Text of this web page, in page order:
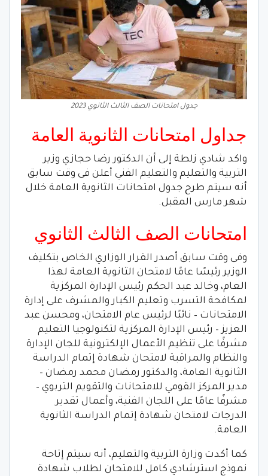
جدول امتحانات الصف الثالث الثانوي 2023
جداول امتحانات الثانوية العامة
واكد شادي زلطة إلى أن الدكتور رضا حجازي وزير
التربية والتعليم والتعليم الفني أعلن فى وقت سابق
أنه سيتم طرح جدول امتحانات الثانوية العامة خلال
شهر مارس المقبل.
امتحانات الصف الثالث الثانوي
وفى وقت سابق أصدر القرار الوزاري الخاص بتكليف
الوزير رئيسًا عامًا لامتحان الثانوية العامة لهذا
العام، وخالد عبد الحكم رئيس الإدارة المركزية
لمكافحة التسرب وتعليم الكبار والمشرف على إدارة
الامتحانات – نائبًا لرئيس عام الامتحان، ومحسن عبد
العزيز – رئيس الإدارة المركزية لتكنولوجيا التعليم
مشرفًا على تنظيم الأعمال الإلكترونية للجان الإدارة
والنظام والمراقبة لامتحان شهادة إتمام الدراسة
الثانوية العامة، والدكتور رمضان محمد رمضان –
مدير المركز القومي للامتحانات والتقويم التربوي –
مشرفًا عامًا على اللجان الفنية، وأعمال تقدير
الدرجات لامتحان شهادة إتمام الدراسة الثانوية
العامة.
كما أكدت وزارة التربية والتعليم، أنه سيتم إتاحة
نموذج استرشادي كامل للامتحان لطلاب شهادة